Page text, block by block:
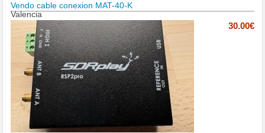
Vendo cable conexion MAT-40-K
Valencia
30.00€